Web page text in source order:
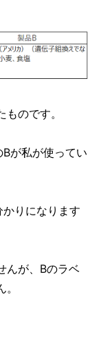
のです。
が私が使ってい
りになります
んが、Bのラベ